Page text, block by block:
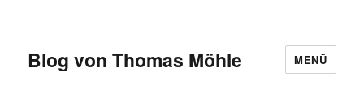
Blog von Thomas Möhle MENÜ